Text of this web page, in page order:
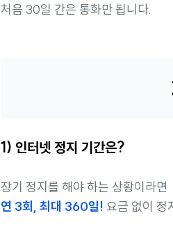
처음 30일 간은 통화만 됩니다.
1) 인터넷 정지 기간은?
장기 정지를 해야 하는 상황이라면
연 3회, 최대 360일! 요금 없이 정